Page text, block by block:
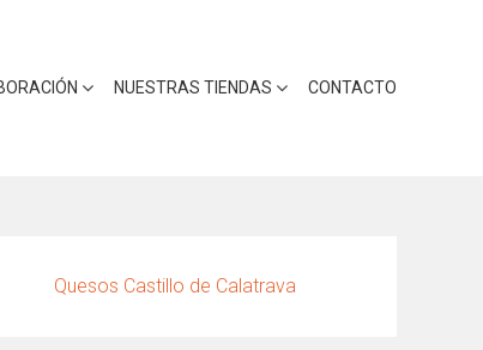
NUESTRAS TIENDAS CONTACTO
Quesos Castillo de Calatrava